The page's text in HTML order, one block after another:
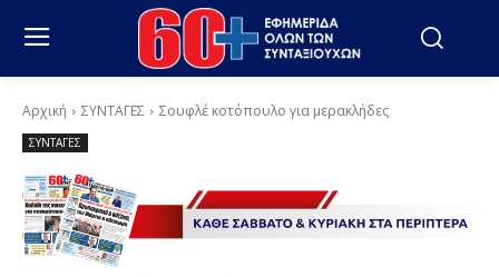
Αρχική ΣΥΝΤΑΓΕΣ Σουφλέ κοτόπουλο για μερακλήδες
ΣΥΝΤΑΓΕΣ